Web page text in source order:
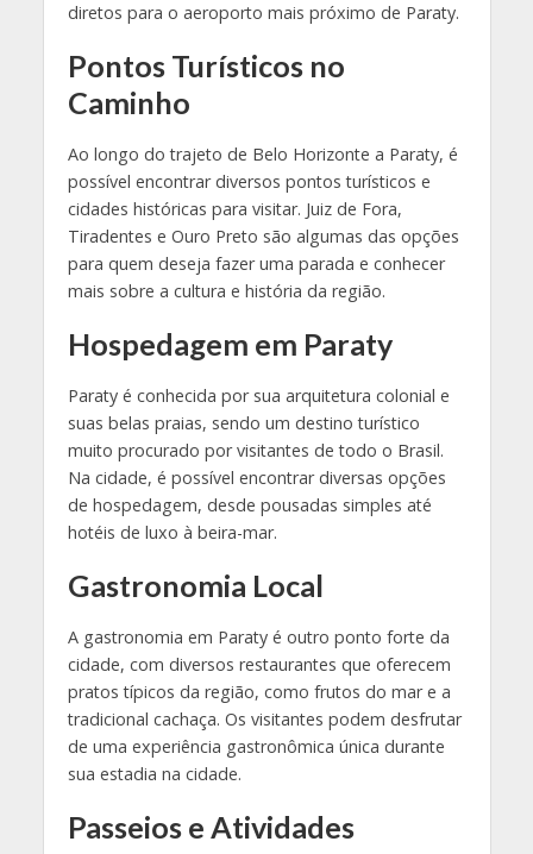
diretos para o aeroporto mais próximo de Paraty.
Pontos Turísticos no
Caminho
Ao longo do trajeto de Belo Horizonte a Paraty, é
possível encontrar diversos pontos turísticos e
cidades históricas para visitar. Juiz de Fora,
Tiradentes e Ouro Preto são algumas das opções
para quem deseja fazer uma parada e conhecer
mais sobre a cultura e história da região.
Hospedagem em Paraty
Paraty é conhecida por sua arquitetura colonial e
suas belas praias, sendo um destino turístico
muito procurado por visitantes de todo o Brasil.
Na cidade, é possível encontrar diversas opções
de hospedagem, desde pousadas simples até
hotéis de luxo à beira-mar.
Gastronomia Local
A gastronomia em Paraty é outro ponto forte da
cidade, com diversos restaurantes que oferecem
pratos típicos da região, como frutos do mar e a
tradicional cachaça. Os visitantes podem desfrutar
de uma experiência gastronômica única durante
sua estadia na cidade.
Passeios e Atividades